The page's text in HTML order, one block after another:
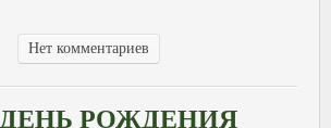
Нет комментариев
ДЕНЬ РОЖДЕНИЯ